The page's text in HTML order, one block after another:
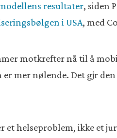
resultater, siden
i USA, med
motkrefter nå til å
mer nølende. Det gjr
helseproblem, ikke et